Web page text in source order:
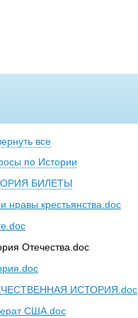
все
по Истории
БИЛЕТЫ
нравы крестьянства.doc
Отечества.doc
ИСТОРИЯ.doc
США.doc